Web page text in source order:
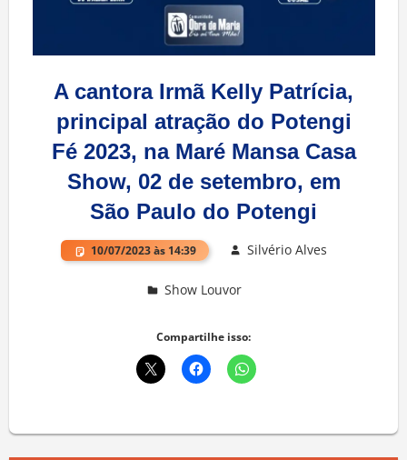
A cantora Irmã Kelly Patrícia,
principal atração do Potengi
Fé 2023, na Maré Mansa Casa
Show, 02 de setembro, em
São Paulo do Potengi
10/07/2023 às 14:39 Silvério Alves
Show Louvor
Compartilhe isso: